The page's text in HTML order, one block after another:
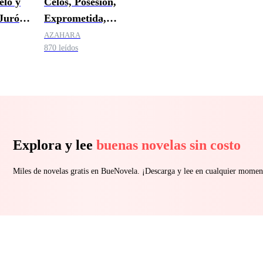
Exprometida,
Síndrome de
Estocolmo
AZAHARA
870 leídos
Explora y lee buenas novelas sin costo
Miles de novelas gratis en BueNovela. ¡Descarga y lee en cualquier